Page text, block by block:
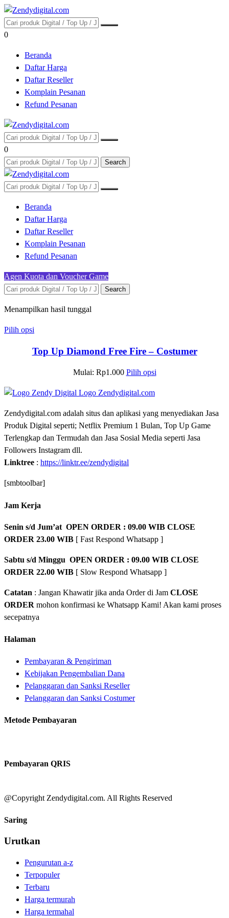
0
Beranda
Daftar Harga
Daftar Reseller
Komplain Pesanan
Refund Pesanan
0
Search
Beranda
Daftar Harga
Daftar Reseller
Komplain Pesanan
Refund Pesanan
Agen Kuota dan Voucher Game
Search
Menampilkan hasil tunggal
Pilih opsi
Top Up Diamond Free Fire – Costumer
Mulai: Rp1.000 Pilih opsi
Zendydigital.com adalah situs dan aplikasi yang menyediakan Jasa
Produk Digital seperti; Netflix Premium 1 Bulan, Top Up Game
Terlengkap dan Termudah dan Jasa Sosial Media seperti Jasa
Followers Instagram dll.
Linktree : https://linktr.ee/zendydigital
[smbtoolbar]
Jam Kerja
Senin s/d Jum’at OPEN ORDER : 09.00 WIB CLOSE
ORDER 23.00 WIB [ Fast Respond Whatsapp ]
Sabtu s/d Minggu OPEN ORDER : 09.00 WIB CLOSE
ORDER 22.00 WIB [ Slow Respond Whatsapp ]
Catatan : Jangan Khawatir jika anda Order di Jam CLOSE
ORDER mohon konfirmasi ke Whatsapp Kami! Akan kami proses
secepatnya
Halaman
Pembayaran & Pengiriman
Kebijakan Pengembalian Dana
Pelanggaran dan Sanksi Reseller
Pelanggaran dan Sanksi Costumer
Metode Pembayaran
Pembayaran QRIS
@Copyright Zendydigital.com. All Rights Reserved
Saring
Urutkan
Pengurutan a-z
Terpopuler
Terbaru
Harga termurah
Harga termahal